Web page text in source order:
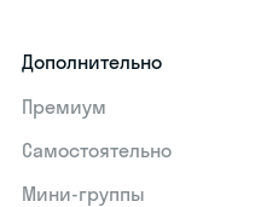
Дополнительно
Премиум
Самостоятельно
Мини-группы